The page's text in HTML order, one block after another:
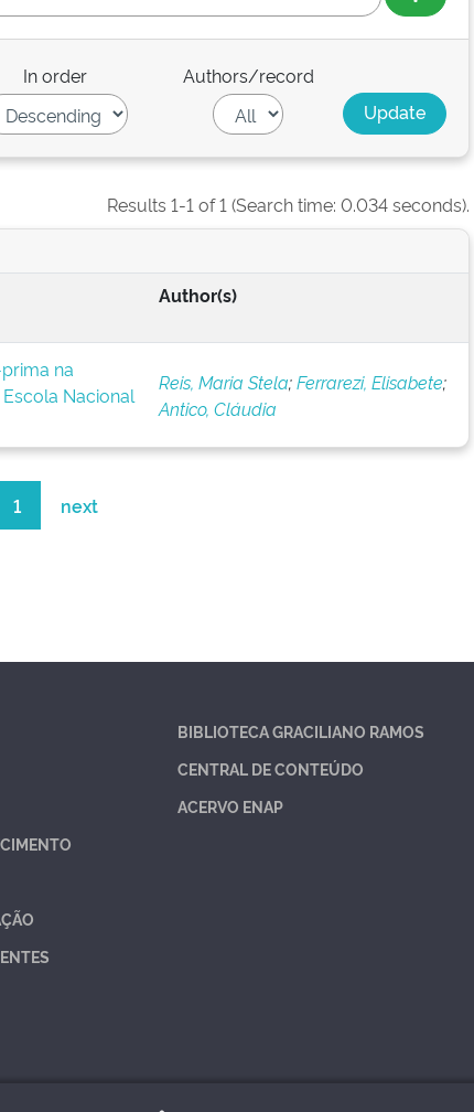
In order Authors/record
Results 1-1 of 1 (Search time: 0.034 seconds).
Author(s)
na
Nacional
Reis, Maria Stela;Ferrarezi, Elisabete;
Antico, Cláudia
1 next
BIBLIOTECA GRACILIANO RAMOS
CENTRAL DE CONTEÚDO
ACERVO ENAP